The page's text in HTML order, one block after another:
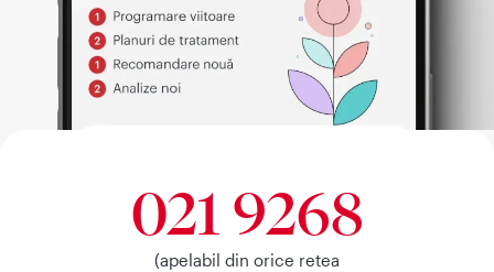
021 9268
(apelabil din orice retea